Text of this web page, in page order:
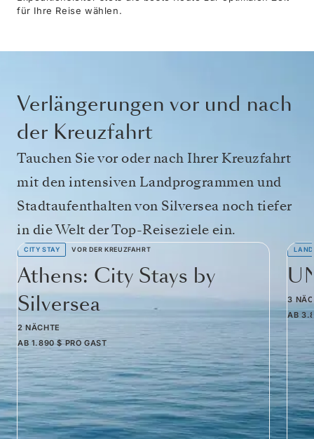
für Ihre Reise wählen.
Verlängerungen vor und nach
der Kreuzfahrt
Tauchen Sie vor oder nach Ihrer Kreuzfahrt
mit den intensiven Landprogrammen und
Stadtaufenthalten von Silversea noch tiefer
in die Welt der Top-Reiseziele ein.
CITY STAY VOR DER KREUZFAHRT
Athens: City Stays by
Silversea
2 NÄCHTE
AB 1.890 $ PRO GAST
3
AB